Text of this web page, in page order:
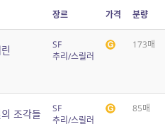
장르 가격 분량
SF
추리/스릴러
173매
조각들
SF
추리/스릴러
85매